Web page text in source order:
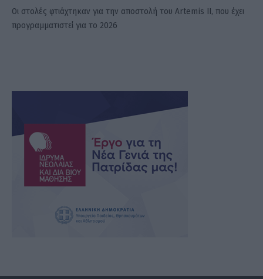
Οι στολές φτιάχτηκαν για την αποστολή του Artemis II, που έχει
προγραμματιστεί για το 2026